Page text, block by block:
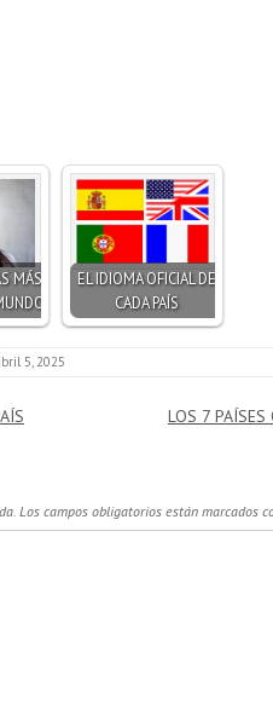
MÁS
EL IDIOMA OFICIAL DE
CADA PAÍS
5, 2025
LOS 7
Los campos obligatorios están marcados